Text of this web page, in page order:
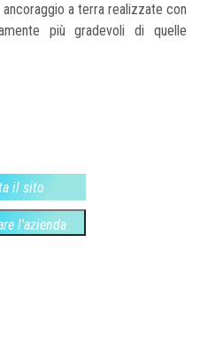
a terra realizzate con
più gradevoli di quelle
il sito
l'azienda